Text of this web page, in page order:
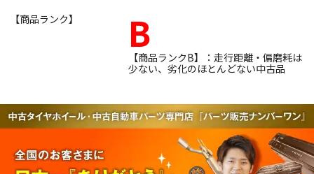
【商品ランク】
B
【商品ランクB】：走行距離・偏磨耗は
少ない、劣化のほとんどない中古品